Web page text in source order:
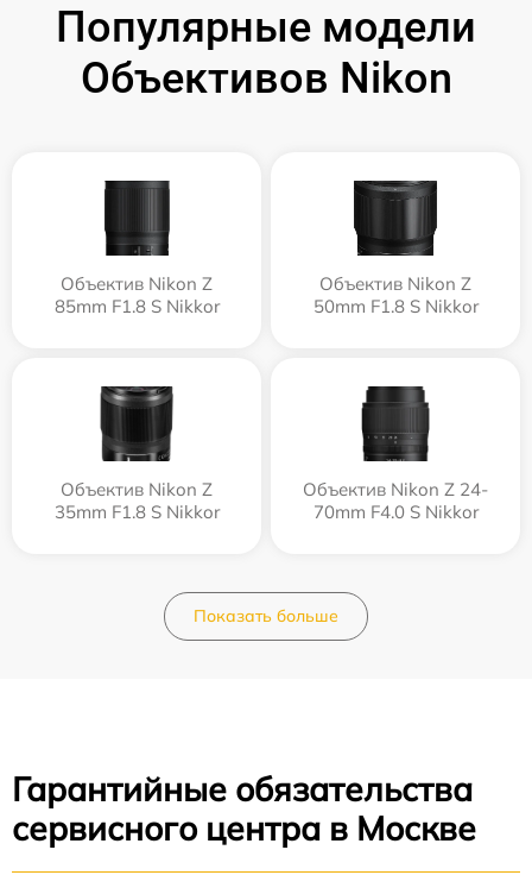
Популярные модели
Объективов Nikon
Объектив Nikon Z
85mm F1.8 S Nikkor
Объектив Nikon Z
50mm F1.8 S Nikkor
Объектив Nikon Z
35mm F1.8 S Nikkor
Объектив Nikon Z 24-
70mm F4.0 S Nikkor
Показать больше
Гарантийные обязательства
сервисного центра в Москве